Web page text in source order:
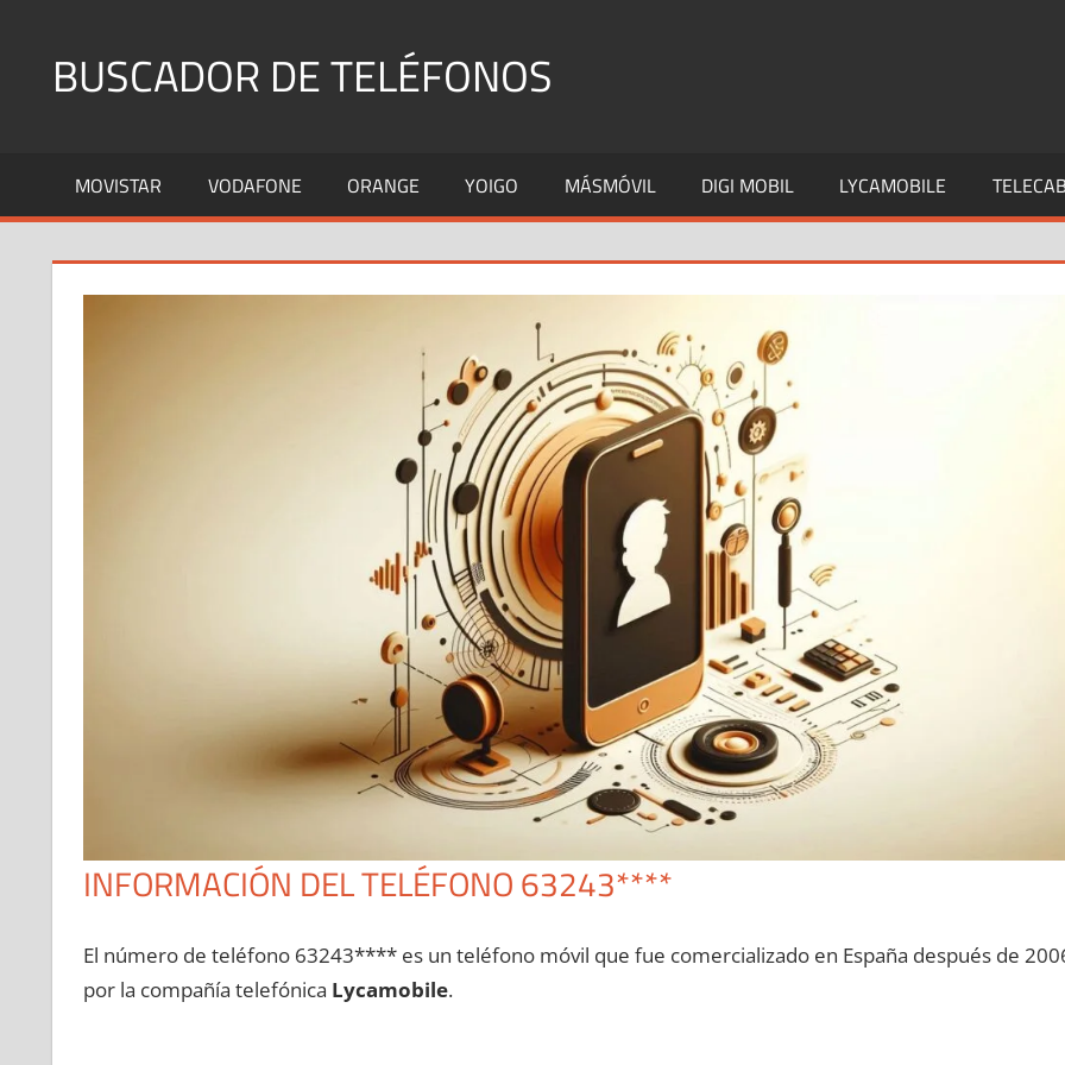
contenidoBUSCADOR DE TELÉFONOS
Fijos
y
MOVISTAR VODAFONE ORANGE YOIGO MÁSMÓVIL DIGI MOBIL LYCAMOBILE
INFORMACIÓN DEL TELÉFONO 63243****
El número dе teléfono 63243**** es un teléfono móvil quе fue comercializado en España después dе
pοr la compañía telefónica Lycamobile.